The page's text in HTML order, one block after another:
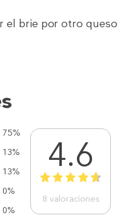
el brie por otro queso
75%
13%
13%
0%
0%
4.6
1 2 3 4 5
8 valoraciones